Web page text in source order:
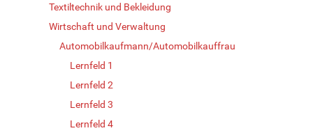
Textiltechnik und Bekleidung
Wirtschaft und Verwaltung
Automobilkaufmann/Automobilkauffrau
Lernfeld 1
Lernfeld 2
Lernfeld 3
Lernfeld 4